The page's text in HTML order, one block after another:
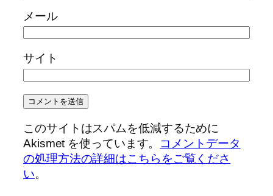
メール
サイト
このサイトはスパムを低減するために
Akismet を使っています。
コメントデータ
の処理方法の詳細はこちらをご覧くださ
い。